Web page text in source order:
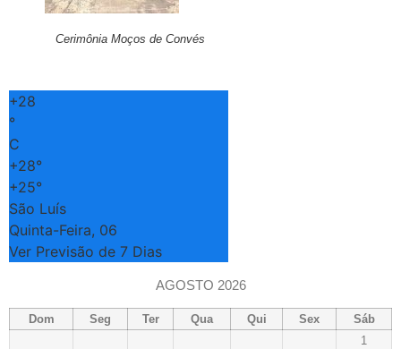
+28
°
C
+28°
+25°
São Luís
Quinta-Feira, 06
Ver Previsão de 7 Dias
AGOSTO 2026
Dom Seg Ter Qua Qui Sex
Sáb
1
Cerimônia Moços de Convés